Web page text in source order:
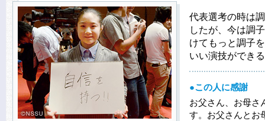
代表選考の時は
したが、今は調
けてもっと調子
いい演技ができ
●この人に感謝
お父さん、お母さ
す。お父さんとお